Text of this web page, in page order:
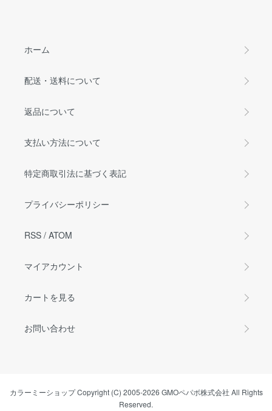
ホーム
配送・送料について
返品について
支払い方法について
特定商取引法に基づく表記
プライバシーポリシー
RSS / ATOM
マイアカウント
カートを見る
お問い合わせ
カラーミーショップCopyright (C) 2005-2026 GMOペパボ株式会社 All Rights
Reserved.